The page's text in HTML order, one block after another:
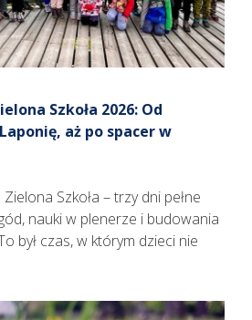
Szkoła 2026: Od
aż po spacer w
Szkoła – trzy dni pełne
nauki w plenerze i budowania
był czas, w którym dzieci nie